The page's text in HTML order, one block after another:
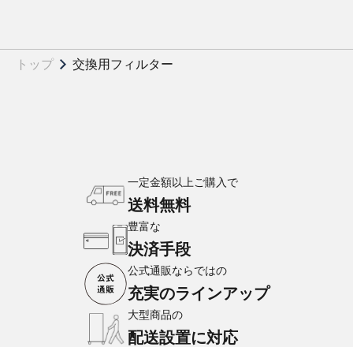
トップ 交換用フィルター
一定金額以上ご購入で
送料無料
豊富な
決済手段
公式通販ならではの
充実のラインアップ
大型商品の
配送設置に対応